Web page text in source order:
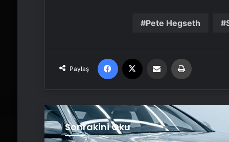
Pete Hegseth
Paylaş
Facebook Email'den paylaş
Sonrakini Oku